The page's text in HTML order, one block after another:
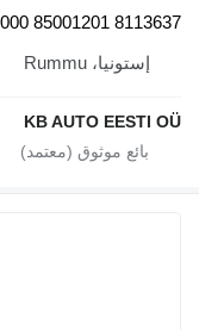
8113637
إستونيا، Rummu
KB AUTO